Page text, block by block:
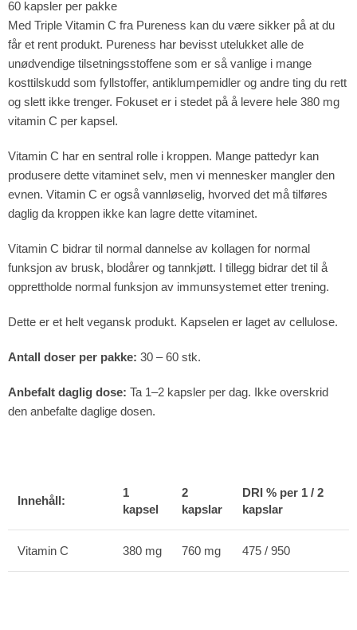
60 kapsler per pakke
Med Triple Vitamin C fra Pureness kan du være sikker på at du
får et rent produkt. Pureness har bevisst utelukket alle de
unødvendige tilsetningsstoffene som er så vanlige i mange
kosttilskudd som fyllstoffer, antiklumpemidler og andre ting du rett
og slett ikke trenger. Fokuset er i stedet på å levere hele 380 mg
vitamin C per kapsel.
Vitamin C har en sentral rolle i kroppen. Mange pattedyr kan
produsere dette vitaminet selv, men vi mennesker mangler den
evnen. Vitamin C er også vannløselig, hvorved det må tilføres
daglig da kroppen ikke kan lagre dette vitaminet.
Vitamin C bidrar til normal dannelse av kollagen for normal
funksjon av brusk, blodårer og tannkjøtt. I tillegg bidrar det til å
opprettholde normal funksjon av immunsystemet etter trening.
Dette er et helt vegansk produkt. Kapselen er laget av cellulose.
Antall doser per pakke: 30 – 60 stk.
Anbefalt daglig dose: Ta 1–2 kapsler per dag. Ikke overskrid
den anbefalte daglige dosen.
Innehåll:
1
kapsel
2
kapslar
DRI % per 1 / 2
kapslar
Vitamin C 380 mg 760 mg 475 / 950